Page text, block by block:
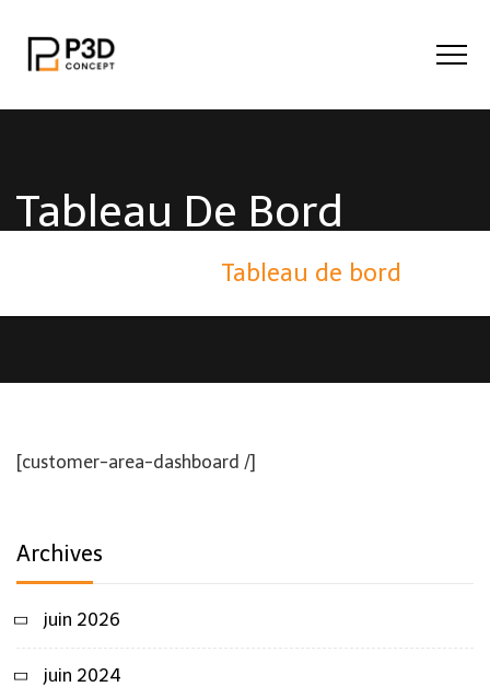
Tableau De Bord
Tableau de bord
[customer-area-dashboard /]
Archives
juin 2026
juin 2024